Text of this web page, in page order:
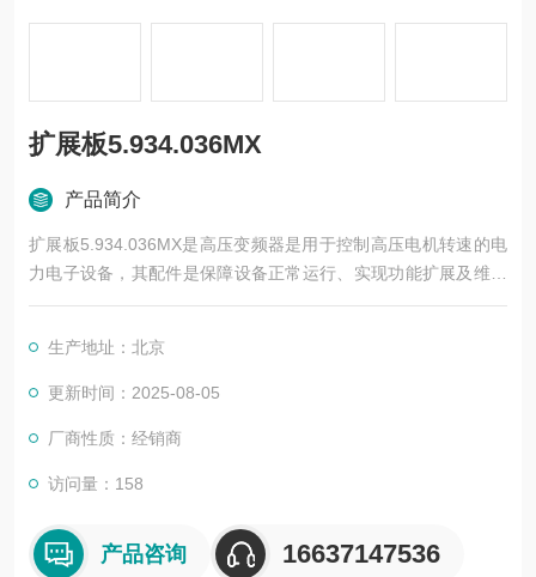
扩展板5.934.036MX
产品简介
扩展板5.934.036MX是高压变频器是用于控制高压电机转速的电
力电子设备，其配件是保障设备正常运行、实现功能扩展及维护
维修的重要组成部分。这些配件种类繁多，涵盖了功率变换、控
生产地址：北京
更新时间：2025-08-05
厂商性质：经销商
访问量：158
产品咨询 16637147536